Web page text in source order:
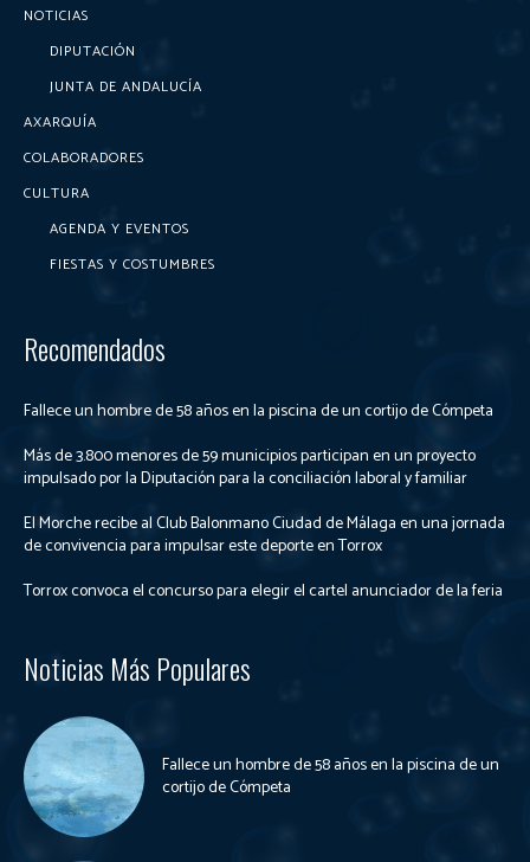
NOTICIAS
DIPUTACIÓN
JUNTA DE ANDALUCÍA
AXARQUÍA
COLABORADORES
CULTURA
AGENDA Y EVENTOS
FIESTAS Y COSTUMBRES
Recomendados
Fallece un hombre de 58 años en la piscina de un cortijo de Cómpeta
Más de 3.800 menores de 59 municipios participan en un proyecto
impulsado por la Diputación para la conciliación laboral y familiar
El Morche recibe al Club Balonmano Ciudad de Málaga en una jornada
de convivencia para impulsar este deporte en Torrox
Torrox convoca el concurso para elegir el cartel anunciador de la feria
Noticias Más Populares
Fallece un hombre de 58 años en la piscina de un
cortijo de Cómpeta